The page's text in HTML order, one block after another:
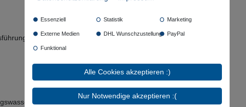
bei Raumtemperatur, Kühlwasser mit Glykolbeimischung
Essenziell Statistik Marketing
Externe Medien DHL Wunschzustellung PayPal
Funktional
Alle Cookies akzeptieren :)
Nur Notwendige akzeptieren :(